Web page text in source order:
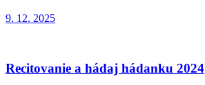
9. 12. 2025
Recitovanie a hádaj hádanku 2024